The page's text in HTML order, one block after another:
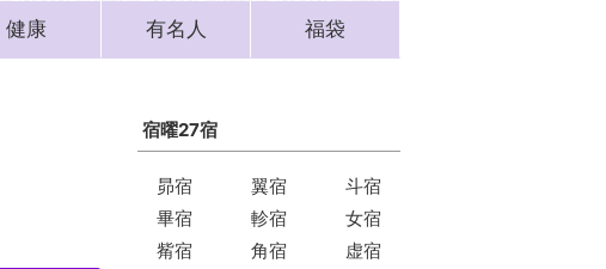
健康 有名人 福袋
宿曜27宿
昴宿 翼宿
斗宿
畢宿
軫宿
女宿
觜宿
角宿
虚宿